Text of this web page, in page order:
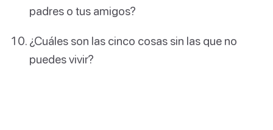
padres o tus amigos?
¿Cuáles son las cinco cosas sin las que no
puedes vivir?